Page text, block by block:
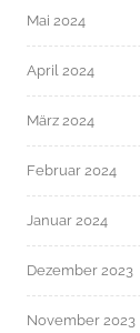
Mai 2024
April 2024
März 2024
Februar 2024
Januar 2024
Dezember 2023
November 2023